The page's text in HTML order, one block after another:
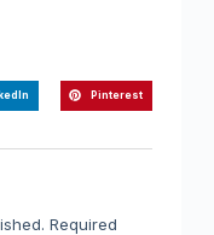
Pinterest
Required